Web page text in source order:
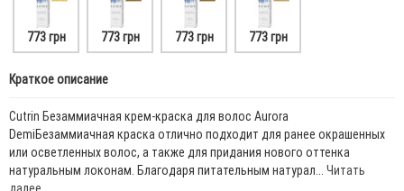
773 грн 773 грн 773 грн 773 грн
Краткое описание
Cutrin Безаммиачная крем-краска для волос Aurora
DemiБезаммиачная краска отлично подходит для ранее окрашенных
или осветленных волос, а также для придания нового оттенка
натуральным локонам. Благодаря питательным натурал... Читать